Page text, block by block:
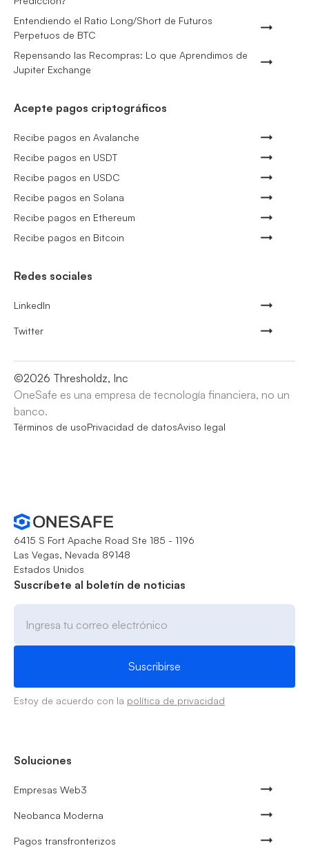
Entendiendo el Ratio Long/Short de Futuros
Perpetuos de BTC
Repensando las Recompras: Lo que Aprendimos de
Jupiter Exchange
Acepte pagos criptográficos
Recibe pagos en Avalanche
Recibe pagos en USDT
Recibe pagos en USDC
Recibe pagos en Solana
Recibe pagos en Ethereum
Recibe pagos en Bitcoin
Redes sociales
LinkedIn
Twitter
©2026 Thresholdz, Inc
OneSafe es una empresa de tecnología financiera, no un
banco.
Términos de usoPrivacidad de datosAviso legal
6415 S Fort Apache Road Ste 185 - 1196
Las Vegas, Nevada 89148
Estados Unidos
Suscríbete al boletín de noticias
Estoy de acuerdo con la política de privacidad
Soluciones
Empresas Web3
Neobanca Moderna
Pagos transfronterizos